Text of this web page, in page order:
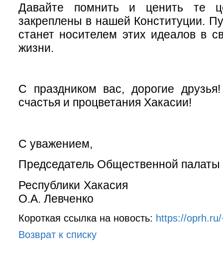
Давайте помнить и ценить те
закреплены в нашей Конституции.
станет носителем этих идеалов в
жизни.
С праздником вас, дорогие
счастья и процветания Хакасии!
С уважением,
Председатель Общественной палаты
Республики
О.А. Левченко
Короткая ссылка на новость: https://
Возврат к списку